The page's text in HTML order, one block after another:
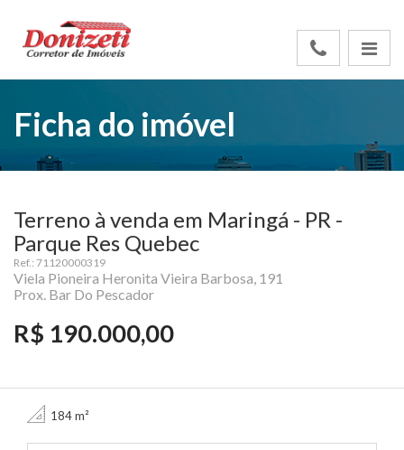
Ficha do imóvel
Terreno à venda em Maringá - PR -
Parque Res Quebec
Ref.: 71120000319
Viela Pioneira Heronita Vieira Barbosa, 191
Prox. Bar Do Pescador
R$ 190.000,00
184 m²